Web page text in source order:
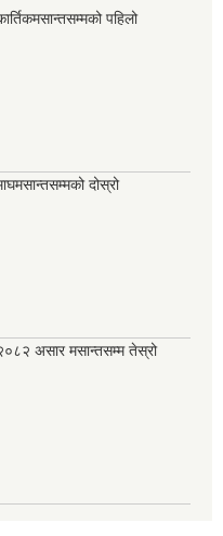
पहिलो
दोस्रो
असार मसान्तसम्म तेस्रो